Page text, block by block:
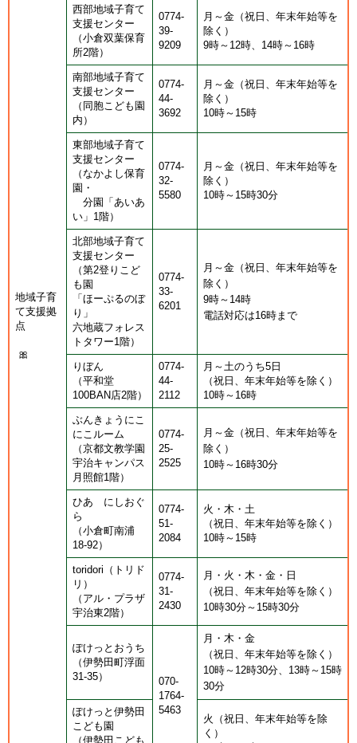
地域子育
て支援拠
点
🎀
西部地域子育て
支援センター
（小倉双葉保育
所2階）
0774-
39-
9209
月～金（祝日、年末年始等を
除く）
9時～12時、14時～16時
南部地域子育て
支援センター
（同胞こども園
内）
0774-
44-
3692
月～金（祝日、年末年始等を
除く）
10時～15時
東部地域子育て
支援センター
（なかよし保育
園・
分園「あいあ
い」1階）
0774-
32-
5580
月～金（祝日、年末年始等を
除く）
10時～15時30分
北部地域子育て
支援センター
（第2登りこど
も園
「ほーぷるのぼ
り」
六地蔵フォレス
トタワー1階）
0774-
33-
6201
月～金（祝日、年末年始等を
除く）
9時～14時
電話対応は16時まで
りぼん
（平和堂
100BAN店2階）
0774-
44-
2112
月～土のうち5日
​（祝日、年末年始等を除く）
10時～16時
ぶんきょうにこ
にこルーム
（京都文教学園
宇治キャンパス
月照館1階）
0774-
25-
2525
月～金（祝日、年末年始等を
除く）
10時～16時30分
ひあ にしおぐ
ら
（小倉町南浦
18-92）
0774-
51-
2084
火・木・土
（祝日、年末年始等を除く）
10時～15時
toridori（トリド
リ）
（アル・プラザ
宇治東2階）
0774-
31-
2430
月・火・木・金・日
​（祝日、年末年始等を除く）
10時30分～15時30分
ぽけっとおうち
（伊勢田町浮面
31-35）
070-
1764-
5463
月・木・金
（祝日、年末年始等を除く）
10時～12時30分、13時～15時
30分
ぽけっと伊勢田
こども園
（伊勢田こども
火（祝日、年末年始等を除
く）